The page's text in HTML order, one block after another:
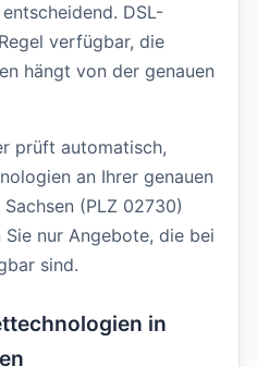
DSL-
verfügbar, die
hängt von der genauen
prüft automatisch,
an Ihrer genauen
(PLZ 02730)
nur Angebote, die bei
sind.
in